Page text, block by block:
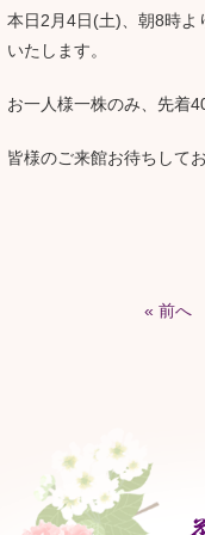
本日2月4日(土)、朝8時よ
いたします。
お一人様一株のみ、先着
皆様のご来館お待ちしてお
« 前へ